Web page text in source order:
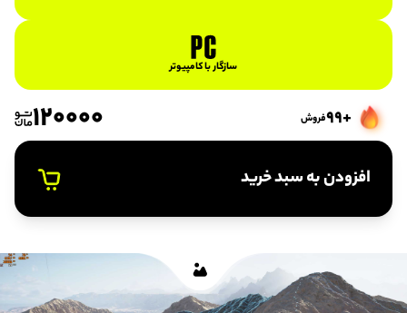
سازگار با کامپیوتر
+99 فروش 120000
افزودن به سبد خرید